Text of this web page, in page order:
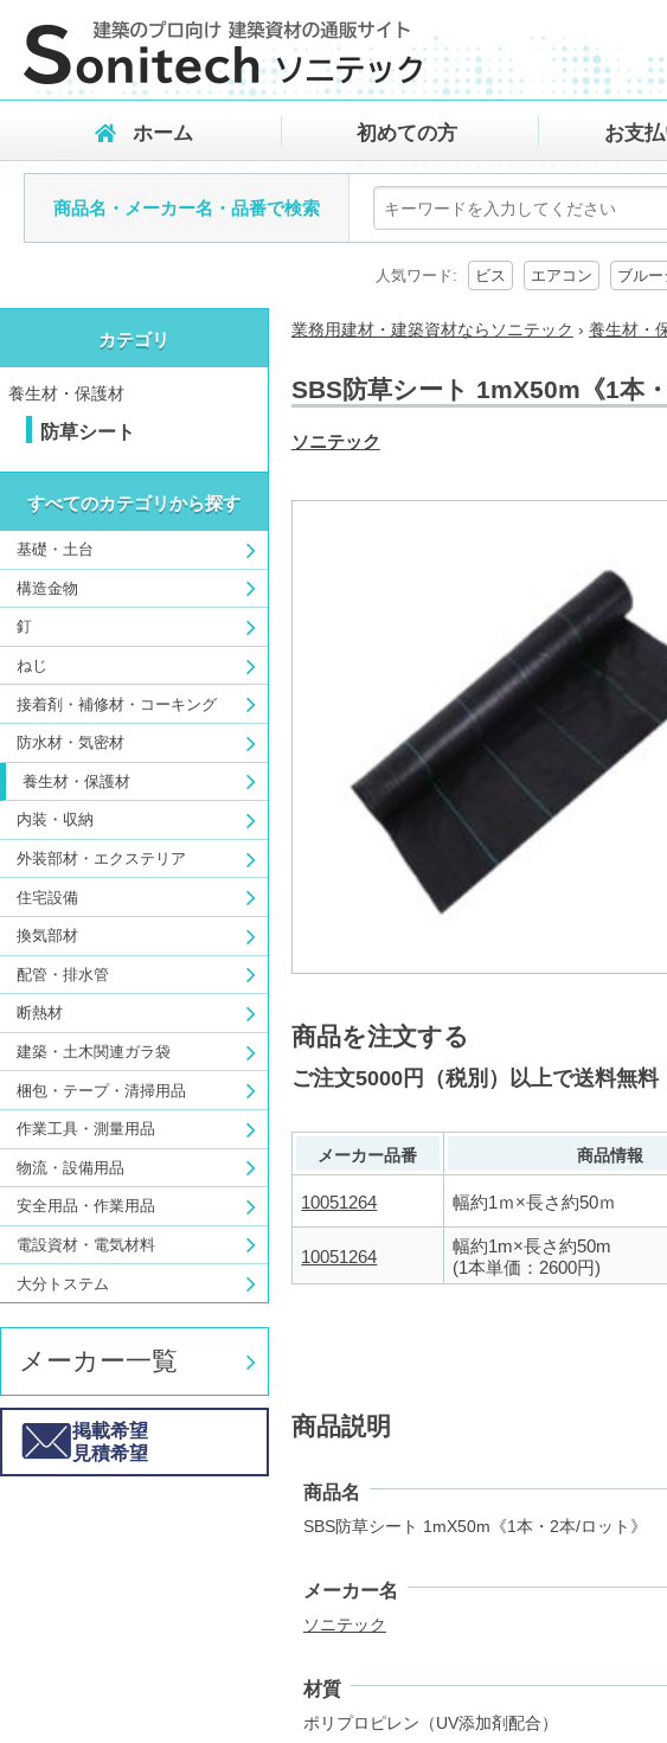
ホーム 初めての方 お支
商品名・メーカー名・品番で検索
人気ワード: ビス エアコン ブルー
カテゴリ
養生材・保護材
防草シート
すべてのカテゴリから探す
基礎・土台
構造金物
釘
ねじ
接着剤・補修材・コーキング
防水材・気密材
養生材・保護材
内装・収納
外装部材・エクステリア
住宅設備
換気部材
配管・排水管
断熱材
建築・土木関連ガラ袋
梱包・テープ・清掃用品
作業工具・測量用品
物流・設備用品
安全用品・作業用品
電設資材・電気材料
大分トステム
メーカー一覧
掲載希望
見積希望
業務用建材・建築資材ならソニテック › 養生材・
SBS防草シート 1mX50m《1本
ソニテック
商品を注文する
ご注文5000円（税別）以上で送料無料
メーカー品番 商品情報
10051264 幅約1ｍ×長さ約50ｍ
10051264
幅約1m×長さ約50m
(1本単価：2600円)
商品説明
商品名
SBS防草シート 1mX50m《1本・2本/ロット》
メーカー名
ソニテック
材質
ポリプロピレン（UV添加剤配合）